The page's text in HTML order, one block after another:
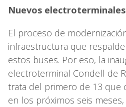
Nuevos electroterminales
El proceso de
infraestructura que
estos buses. Por eso, la
electroterminal Condell de
trata del primero de 13 que
en los próximos seis